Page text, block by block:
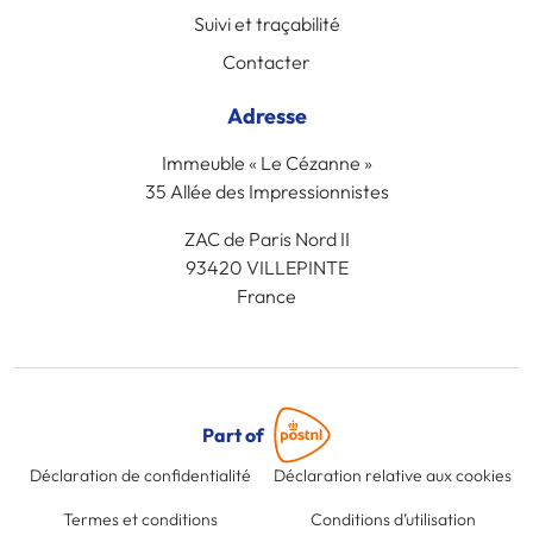
Suivi et traçabilité
Contacter
Adresse
Immeuble « Le Cézanne »
35 Allée des Impressionnistes
ZAC de Paris Nord II
93420 VILLEPINTE
France
Part of
Déclaration de confidentialité Déclaration relative aux cookies
Termes et conditions Conditions d’utilisation